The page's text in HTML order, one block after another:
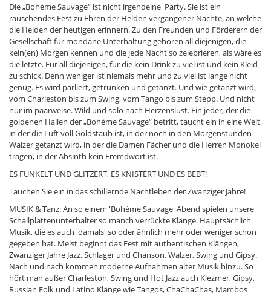
Die „Bohème Sauvage“ ist nicht irgendeine Party. Sie ist ein
rauschendes Fest zu Ehren der Helden vergangener Nächte, an welche
die Helden der heutigen erinnern. Zu den Freunden und Förderern der
Gesellschaft für mondäne Unterhaltung gehören all diejenigen, die
kein(en) Morgen kennen und die jede Nacht so zelebrieren, als wäre es
die letzte. Für all diejenigen, für die kein Drink zu viel ist und kein Kleid
zu schick. Denn weniger ist niemals mehr und zu viel ist lange nicht
genug. Es wird parliert, getrunken und getanzt. Und wie getanzt wird,
vom Charleston bis zum Swing, vom Tango bis zum Stepp. Und nicht
nur im paarweise. Wild und solo nach Herzenslust. Ein jeder, der die
goldenen Hallen der „Bohème Sauvage“ betritt, taucht ein in eine Welt,
in der die Luft voll Goldstaub ist, in der noch in den Morgenstunden
Walzer getanzt wird, in der die Damen Fächer und die Herren Monokel
tragen, in der Absinth kein Fremdwort ist.
ES FUNKELT UND GLITZERT, ES KNISTERT UND ES BEBT!
Tauchen Sie ein in das schillernde Nachtleben der Zwanziger Jahre!
MUSIK & Tanz: An so einem 'Bohème Sauvage' Abend spielen unsere
Schallplattenunterhalter so manch verrückte Klänge. Hauptsächlich
Musik, die es auch 'damals' so oder ähnlich mehr oder weniger schon
gegeben hat. Meist beginnt das Fest mit authentischen Klängen,
Zwanziger Jahre Jazz, Schlager und Chanson, Walzer, Swing und Gipsy.
Nach und nach kommen moderne Aufnahmen alter Musik hinzu. So
hört man außer Charleston, Swing und Hot Jazz auch Klezmer, Gipsy,
Russian Folk und Latino Klänge wie Tangos, ChaChaChas, Mambos